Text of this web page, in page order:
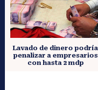
Lavado de dinero podría
penalizar a empresarios
con hasta 2 mdp